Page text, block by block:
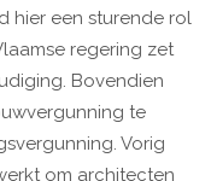
hier een sturende rol
regering zet
Bovendien
te
Vorig
om architecten